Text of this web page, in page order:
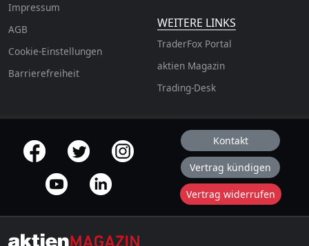
Impressum
AGB
Cookie-Einstellungen
Barrierefreiheit
WEITERE LINKS
TraderFox Portal
aktien Magazin
Trading-Desk
offizielle Social Media-Accounts Kontakt
Vertrag kündigen
Vertrag widerrufen